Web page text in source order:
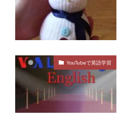
YouTubeで英語学習